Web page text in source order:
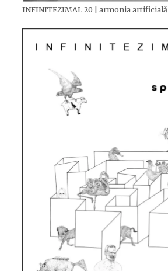
INFINITEZIMAL 20 | armonia artificială